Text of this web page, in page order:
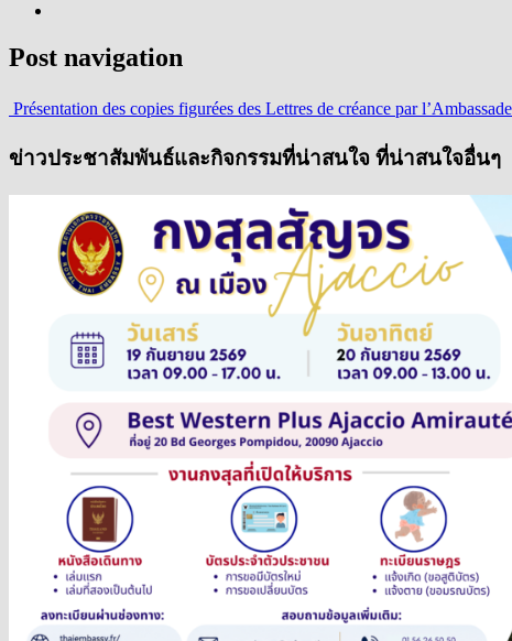
Post navigation
Présentation des copies figurées des Lettres de créance par
ข่าวประชาสัมพันธ์และกิจกรรมที่น่าสนใจ ที่น่าสนใจอื่นๆ